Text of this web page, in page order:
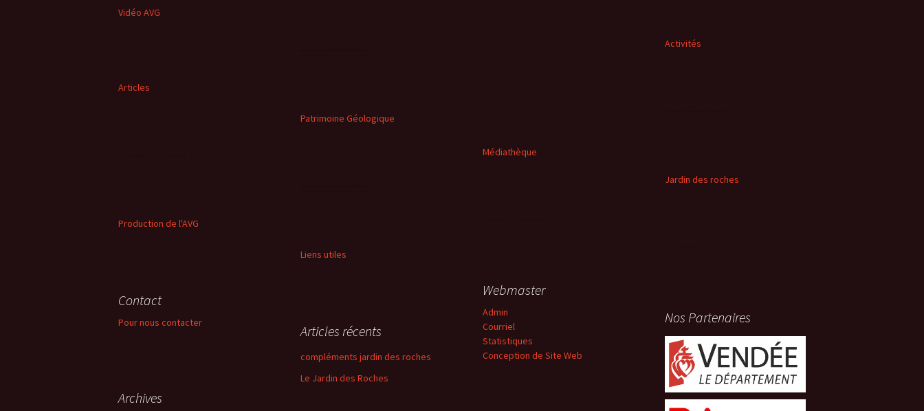
Vidéo AVG
Activités
Articles
Patrimoine Géologique
Médiathèque
Jardin des roches
Production de l'AVG
Liens utiles
Webmaster
Admin
Courriel
Statistiques
Conception de Site Web
Contact
Pour nous contacter
Nos Partenaires
Articles récents
compléments jardin des roches
Le Jardin des Roches
Archives